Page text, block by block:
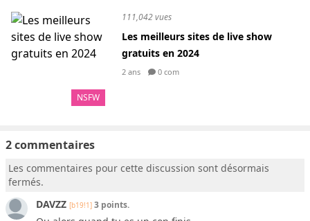
NSFW
111,042 vues
Les meilleurs sites de live show
gratuits en 2024
2 ans 0 com
2 commentaires
Les commentaires pour cette discussion sont désormais
fermés.
DAVZZ [b19!1] 3 points.